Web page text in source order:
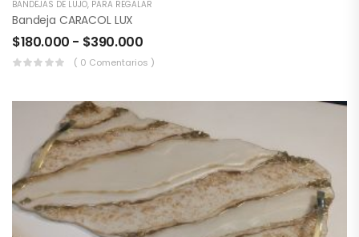
BANDEJAS DE LUJO, PARA REGALAR
Bandeja CARACOL LUX
$180.000 - $390.000
( 0 Comentarios )